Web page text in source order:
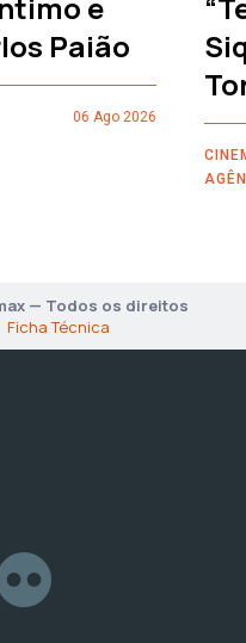
Paião
06 Ago 2026
— Todos os direitos
Ficha Técnica